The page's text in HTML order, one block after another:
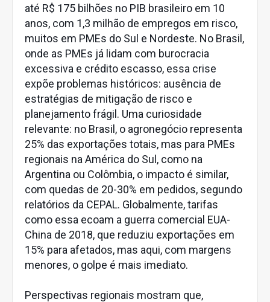
até R$ 175 bilhões no PIB brasileiro em 10
anos, com 1,3 milhão de empregos em risco,
muitos em PMEs do Sul e Nordeste. No Brasil,
onde as PMEs já lidam com burocracia
excessiva e crédito escasso, essa crise
expõe problemas históricos: ausência de
estratégias de mitigação de risco e
planejamento frágil. Uma curiosidade
relevante: no Brasil, o agronegócio representa
25% das exportações totais, mas para PMEs
regionais na América do Sul, como na
Argentina ou Colômbia, o impacto é similar,
com quedas de 20-30% em pedidos, segundo
relatórios da CEPAL. Globalmente, tarifas
como essa ecoam a guerra comercial EUA-
China de 2018, que reduziu exportações em
15% para afetados, mas aqui, com margens
menores, o golpe é mais imediato.
Perspectivas regionais mostram que,